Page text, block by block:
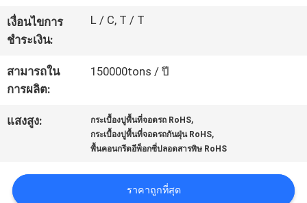
เรา
ขอ
เสนอ
เงื่อนไขการ
ชำระเงิน:
L / C, T / T
สามารถใน
การผลิต:
150000tons / ปี
แสงสูง: กระเบื้องปูพื้นที่จอดรถ RoHS,
กระเบื้องปูพื้นที่จอดรถกันฝุ่น RoHS,
พื้นคอนกรีตอีพ็อกซี่ปลอดสารพิษ RoHS
ราคาถูกที่สุด